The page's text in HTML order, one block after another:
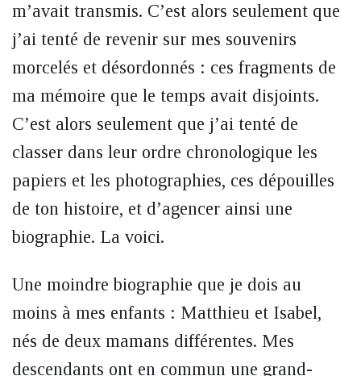
m’avait transmis. C’est alors seulement que
j’ai tenté de revenir sur mes souvenirs
morcelés et désordonnés : ces fragments de
ma mémoire que le temps avait disjoints.
C’est alors seulement que j’ai tenté de
classer dans leur ordre chronologique les
papiers et les photographies, ces dépouilles
de ton histoire, et d’agencer ainsi une
biographie. La voici.
Une moindre biographie que je dois au
moins à mes enfants : Matthieu et Isabel,
nés de deux mamans différentes. Mes
descendants ont en commun une grand-